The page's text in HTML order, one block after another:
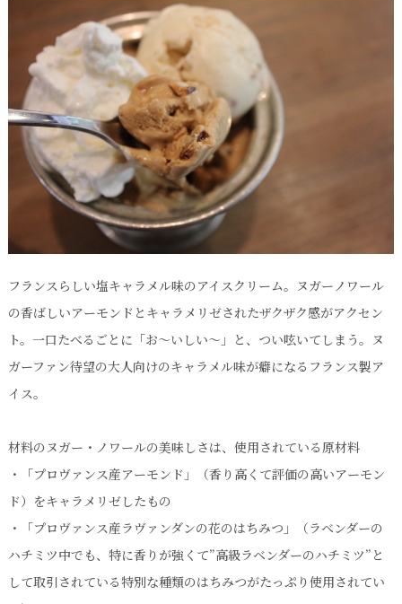
フランスらしい塩キャラメル味のアイスクリーム。ヌガーノワール
の香ばしいアーモンドとキャラメリゼされたザクザク感がアクセン
ト。一口たべるごとに「お～いしい～」と、つい呟いてしまう。ヌ
ガーファン待望の大人向けのキャラメル味が癖になるフランス製ア
イス。
材料のヌガー・ノワールの美味しさは、使用されている原材料
・「プロヴァンス産アーモンド」（香り高くて評価の高いアーモン
ド）をキャラメリゼしたもの
・「プロヴァンス産ラヴァンダンの花のはちみつ」（ラベンダーの
ハチミツ中でも、特に香りが強くて”高級ラベンダーのハチミツ”と
して取引されている特別な種類のはちみつがたっぷり使用されてい